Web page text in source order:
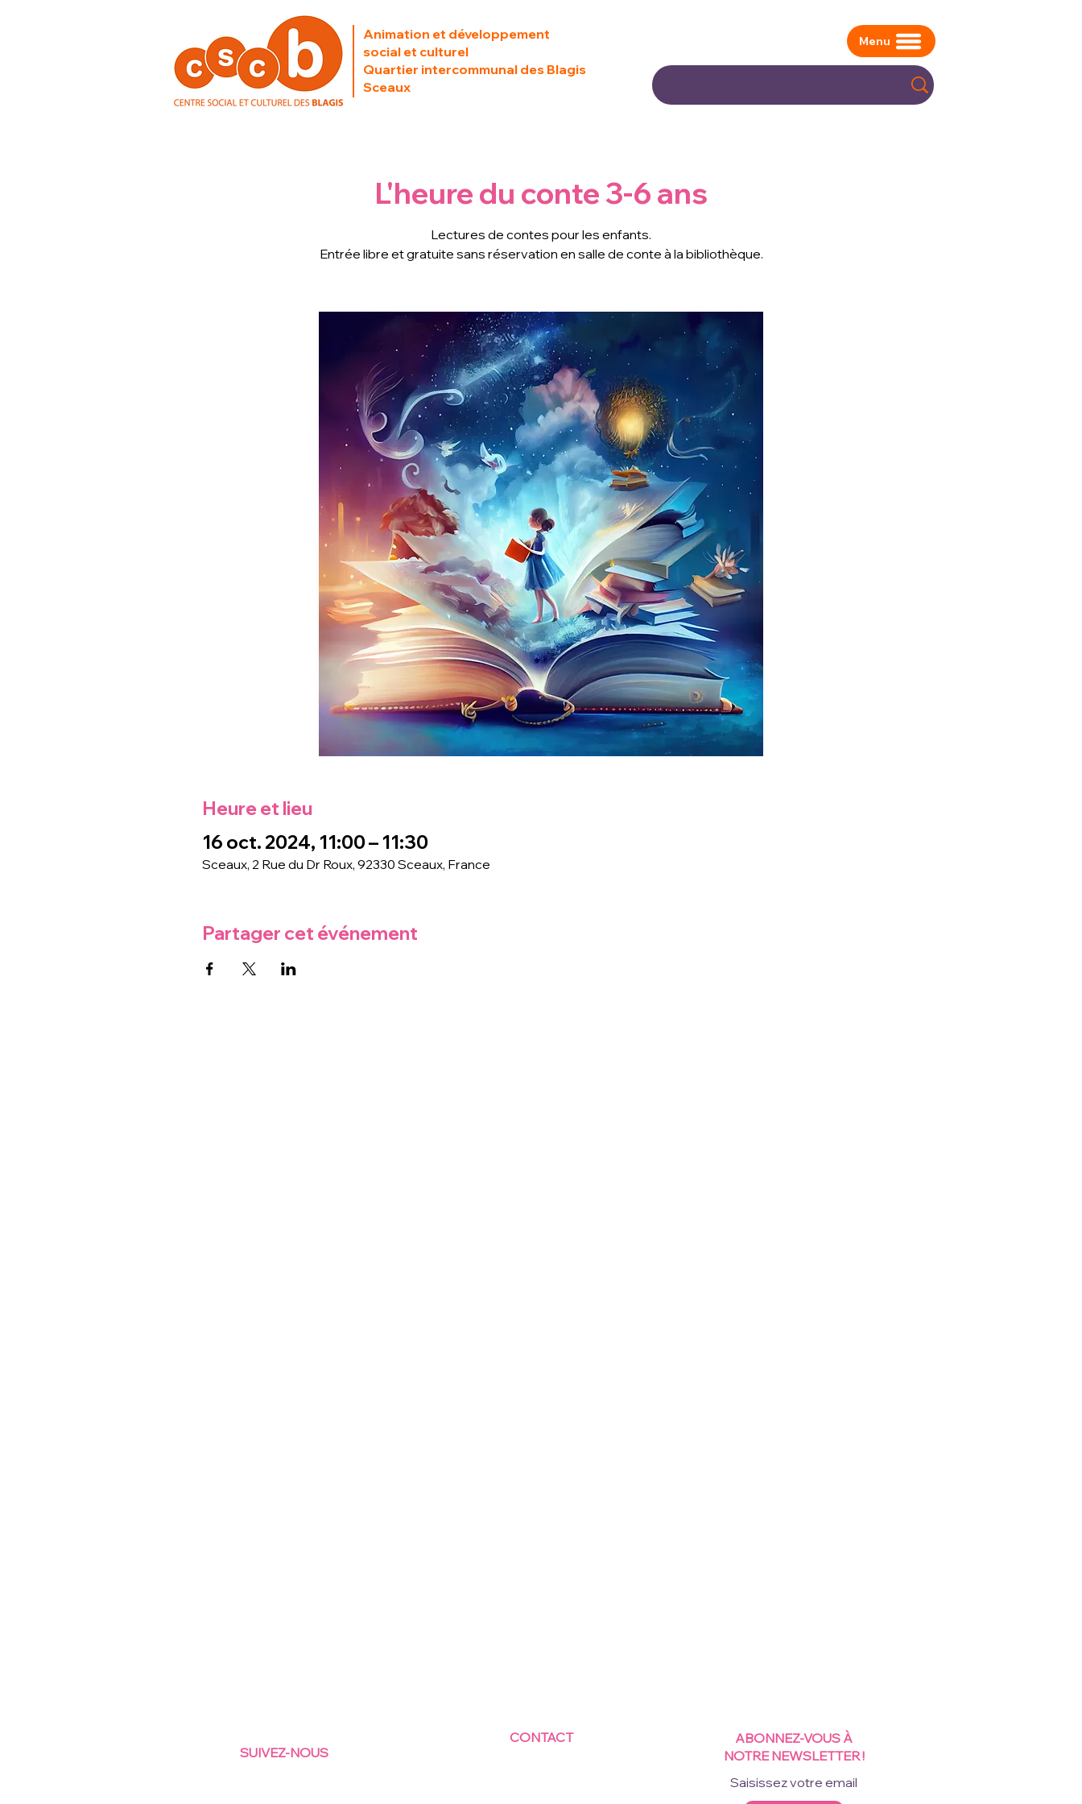
Animation et développement
social et culturel
Quartier intercommunal des Blagis
Sceaux
Menu
L'heure du conte 3-6 ans
Lectures de contes pour les enfants.
Entrée libre et gratuite sans réservation en salle de conte à la bibliothèque.
Heure et lieu
16 oct. 2024, 11:00 – 11:30
Sceaux, 2 Rue du Dr Roux, 92330 Sceaux, France
Partager cet événement
SUIVEZ-NOUS
CONTACT
ABONNEZ-VOUS À
NOTRE NEWSLETTER !